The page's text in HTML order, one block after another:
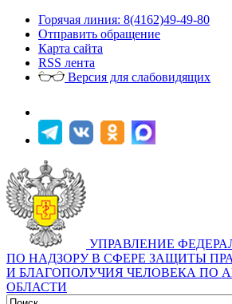
Горячая линия: 8(4162)49-49-80
Отправить обращение
Карта сайта
RSS лента
Версия для слабовидящих
УПРАВЛЕНИЕ
ПО НАДЗОРУ В СФЕРЕ ЗАЩИТЫ
И БЛАГОПОЛУЧИЯ ЧЕЛОВЕКА ПО
ОБЛАСТИ